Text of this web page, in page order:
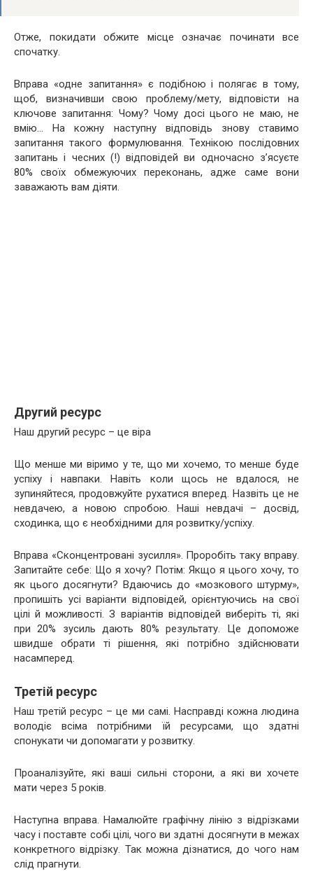
Отже, покидати обжите місце означає починати все
спочатку.
Вправа «одне запитання» є подібною і полягає в тому,
щоб, визначивши свою проблему/мету, відповісти на
ключове запитання: Чому? Чому досі цього не маю, не
вмію… На кожну наступну відповідь знову ставимо
запитання такого формулювання. Технікою послідовних
запитань і чесних (!) відповідей ви одночасно з’ясуєте
80% своїх обмежуючих переконань, адже саме вони
заважають вам діяти.
Другий ресурс
Наш другий ресурс – це віра
Що менше ми віримо у те, що ми хочемо, то менше буде
успіху і навпаки. Навіть коли щось не вдалося, не
зупиняйтеся, продовжуйте рухатися вперед. Назвіть це не
невдачею, а новою спробою. Наші невдачі – досвід,
сходинка, що є необхідними для розвитку/успіху.
Вправа «Сконцентровані зусилля». Проробіть таку вправу.
Запитайте себе: Що я хочу? Потім: Якщо я цього хочу, то
як цього досягнути? Вдаючись до «мозкового штурму»,
пропишіть усі варіанти відповідей, орієнтуючись на свої
цілі й можливості. З варіантів відповідей виберіть ті, які
при 20% зусиль дають 80% результату. Це допоможе
швидше обрати ті рішення, які потрібно здійснювати
насамперед.
Третій ресурс
Наш третій ресурс – це ми самі. Насправді кожна людина
володіє всіма потрібними їй ресурсами, що здатні
спонукати чи допомагати у розвитку.
Проаналізуйте, які ваші сильні сторони, а які ви хочете
мати через 5 років.
Наступна вправа. Намалюйте графічну лінію з відрізками
часу і поставте собі цілі, чого ви здатні досягнути в межах
конкретного відрізку. Так можна дізнатися, до чого нам
слід прагнути.